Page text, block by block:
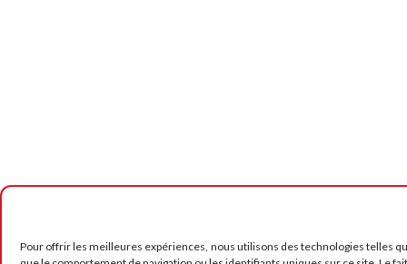
Pour offrir les meilleures expériences, nous utilisons des technologies telles